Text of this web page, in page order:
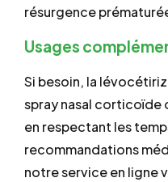
résurgence
Usages
Si besoin, la
spray nasal corticoïde
en respectant les
recommandations
notre service en ligne